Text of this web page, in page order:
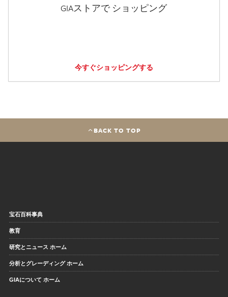
GIAストアで ショッピング
今すぐショッピングする
BACK TO TOP
宝石百科事典
教育
研究とニュース ホーム
分析とグレーディング ホーム
GIAについて ホーム